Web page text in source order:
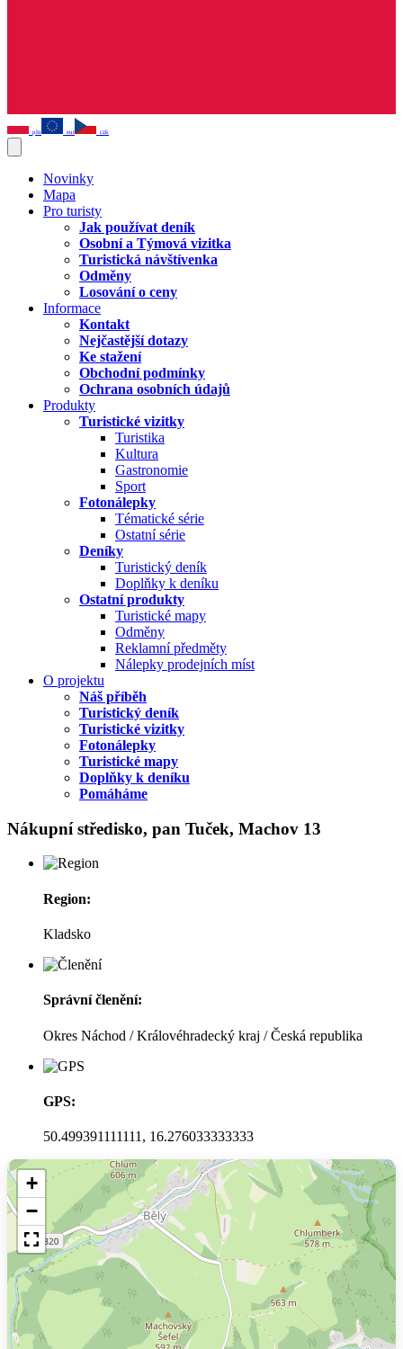
pln eur czk
Novinky
Mapa
Pro turisty
Jak používat deník
Osobní a Týmová vizitka
Turistická návštívenka
Odměny
Losování o ceny
Informace
Kontakt
Nejčastější dotazy
Ke stažení
Obchodní podmínky
Ochrana osobních údajů
Produkty
Turistické vizitky
Turistika
Kultura
Gastronomie
Sport
Fotonálepky
Tématické série
Ostatní série
Deníky
Turistický deník
Doplňky k deníku
Ostatní produkty
Turistické mapy
Odměny
Reklamní předměty
Nálepky prodejních míst
O projektu
Náš příběh
Turistický deník
Turistické vizitky
Fotonálepky
Turistické mapy
Doplňky k deníku
Pomáháme
Nákupní středisko, pan Tuček, Machov 13
Region:
Kladsko
Správní členění:
Okres Náchod / Královéhradecký kraj / Česká republika
GPS:
50.499391111111, 16.276033333333
+
−